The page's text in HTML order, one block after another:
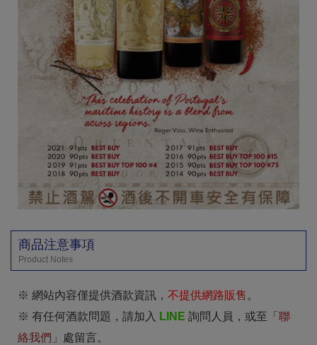
商品注意事項
Product Notes
※ 網站內容僅提供酒款資訊， 不提供網路販售 。
※ 有任何酒款問題，請加入
LINE 詢問人員，或至「 聯
絡我們 」處留言。